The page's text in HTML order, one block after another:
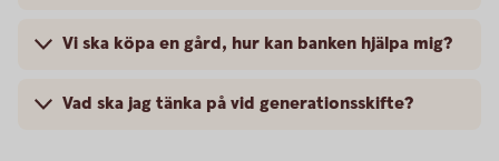
Vi ska köpa en gård, hur kan banken hjälpa mig?
Vad ska jag tänka på vid generationsskifte?